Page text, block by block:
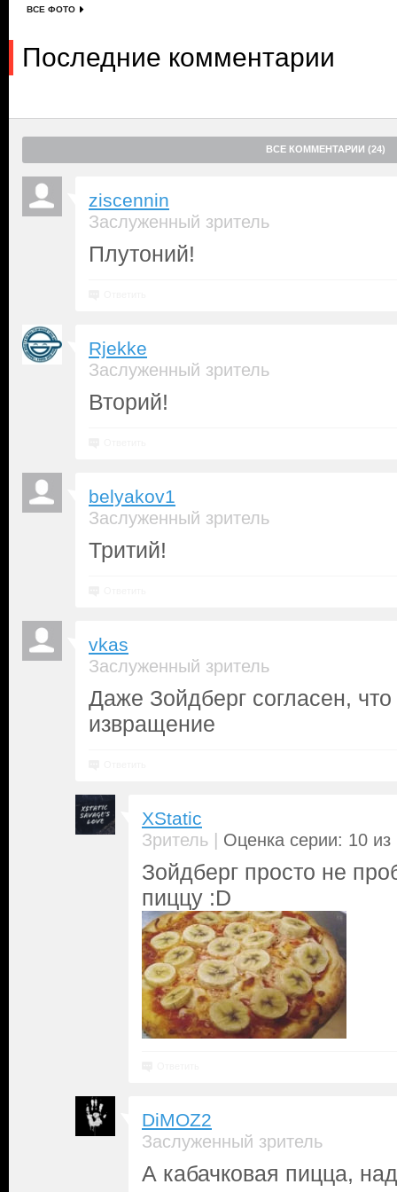
ВСЕ ФОТО
Последние комментарии
ВСЕ КОММЕНТАРИИ (24)
ziscennin
Заслуженный зритель
Плутоний!
Rjekke
Заслуженный зритель
Вторий!
belyakov1
Заслуженный зритель
Тритий!
vkas
Заслуженный зритель
Даже Зойдберг согласен,
извращение
XStatic
Зритель | Оценка серии: 10 из
Зойдберг просто не
пиццу :D
DiMOZ2
Заслуженный зритель
А кабачковая пицца,